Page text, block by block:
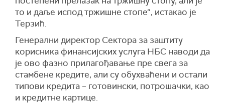
то и даље испод тржишне стопе“, истакао је
Терзић.
Генерални директор Сектора за заштиту
корисника финансијских услуга НБС наводи да
је ово фазно прилагођавање пре свега за
стамбене кредите, али су обухваћени и остали
типови кредита – готовински, потрошачки, као
и кредитне картице.